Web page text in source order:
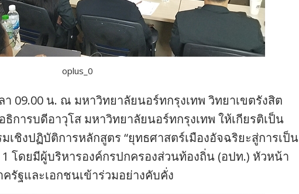
oplus_0
า 09.00 น. ณ มหาวิทยาลัยนอร์ทกรุงเทพ วิทยาเขตรังสิต
การบดีอาวุโส มหาวิทยาลัยนอร์ทกรุงเทพ ให้เกียรติเป็น
เชิงปฏิบัติการหลักสูตร “ยุทธศาสตร์เมืองอัจฉริยะสู่การเป็น
โดยมีผู้บริหารองค์กรปกครองส่วนท้องถิ่น (อปท.) หัวหน้า
รัฐและเอกชนเข้าร่วมอย่างคับคั่ง